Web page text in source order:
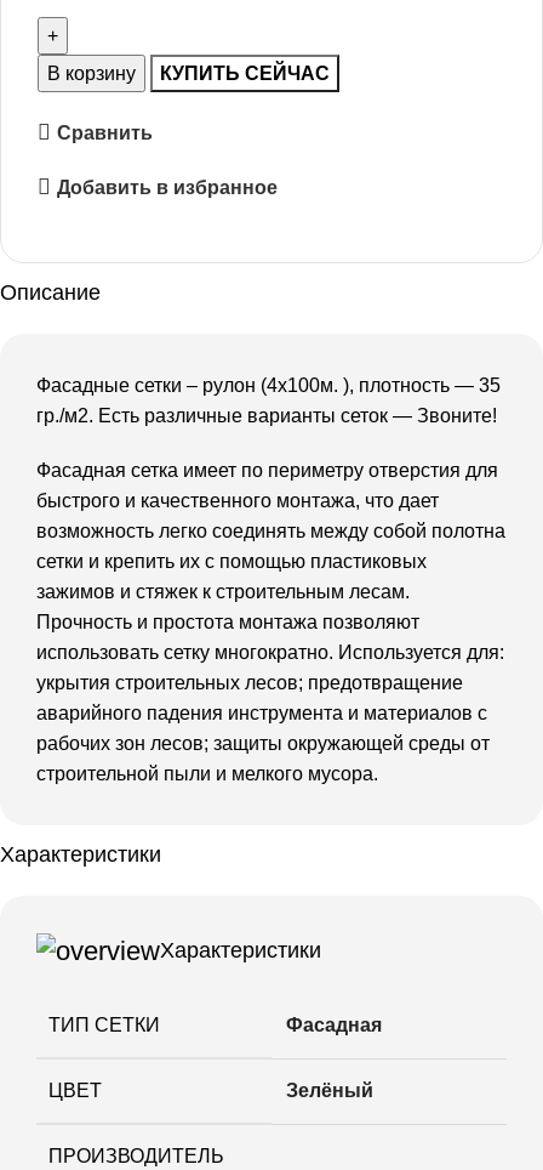
В корзину КУПИТЬ СЕЙЧАС
Сравнить
Добавить в избранное
Описание
Фасадные сетки – рулон (4х100м. ), плотность — 35
гр./м2. Есть различные варианты сеток — Звоните!
Фасадная сетка имеет по периметру отверстия для
быстрого и качественного монтажа, что дает
возможность легко соединять между собой полотна
сетки и крепить их с помощью пластиковых
зажимов и стяжек к строительным лесам.
Прочность и простота монтажа позволяют
использовать сетку многократно. Используется для:
укрытия строительных лесов; предотвращение
аварийного падения инструмента и материалов с
рабочих зон лесов; защиты окружающей среды от
строительной пыли и мелкого мусора.
Характеристики
Характеристики
ТИП СЕТКИ Фасадная
ЦВЕТ Зелёный
ПРОИЗВОДИТЕЛЬ